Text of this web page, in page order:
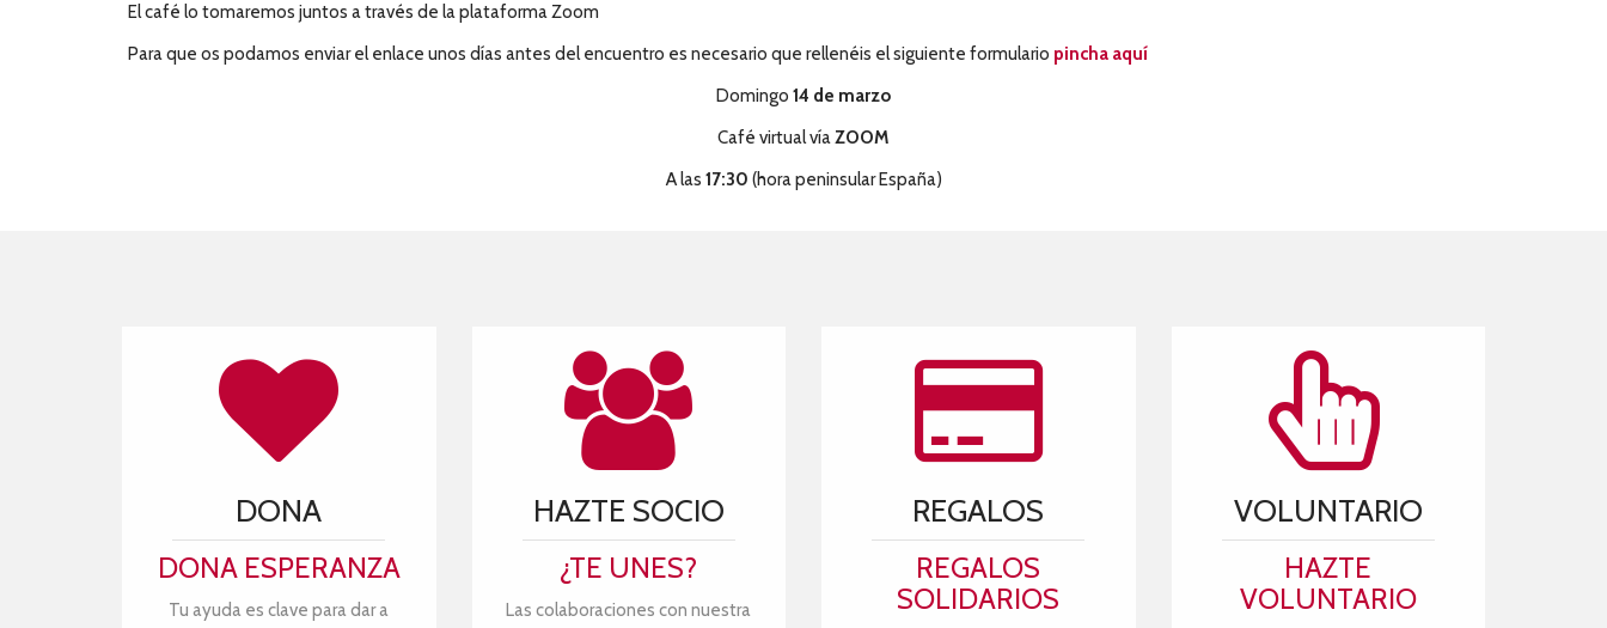
El café lo tomaremos juntos a través de la plataforma Zoom
Para que os podamos enviar el enlace unos días antes del encuentro es necesario que rellenéis el siguiente formulario pincha aquí
Domingo 14 de marzo
Café virtual víaZOOM
A las 17:30 (hora peninsular España)
DONA
DONA ESPERANZA
Tu ayuda es clave para dar a
HAZTE SOCIO
¿TE UNES?
Las colaboraciones con nuestra
REGALOS
REGALOS
SOLIDARIOS
VOLUNTARIO
HAZTE
VOLUNTARIO